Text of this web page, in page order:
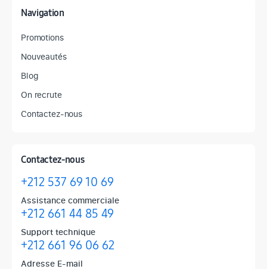
Navigation
Promotions
Nouveautés
Blog
On recrute
Contactez-nous
Contactez-nous
+212 537 69 10 69
Assistance commerciale
+212 661 44 85 49
Support technique
+212 661 96 06 62
Adresse E-mail